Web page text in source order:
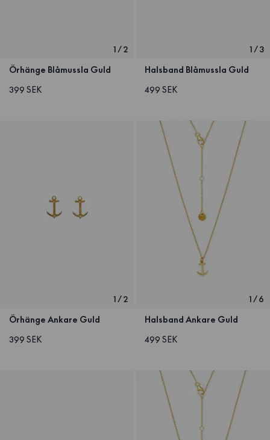
1/2
Örhänge Blåmussla Guld
399 SEK
1/3
Halsband Blåmussla Guld
499 SEK
1/2
Örhänge Ankare Guld
399 SEK
1/6
Halsband Ankare Guld
499 SEK